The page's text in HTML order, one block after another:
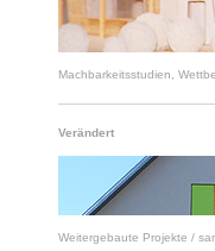
Machbarkeitsstudien,
Verändert
Weitergebaute Projekte /